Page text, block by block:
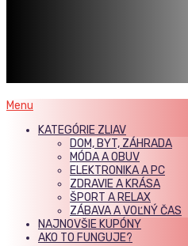
Menu
KATEGÓRIE ZLIAV
DOM, BYT, ZÁHRADA
MÓDA A OBUV
ELEKTRONIKA A PC
ZDRAVIE A KRÁSA
ŠPORT A RELAX
ZÁBAVA A VOĽNÝ ČAS
NAJNOVŠIE KUPÓNY
AKO TO FUNGUJE?